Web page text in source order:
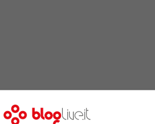
i produttori